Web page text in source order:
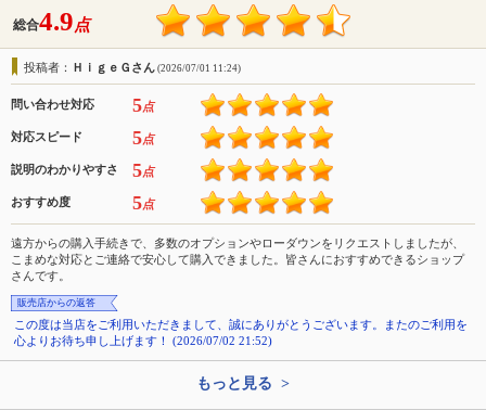
総合4.9点
投稿者： ＨｉｇｅＧさん (2026/07/01 11:24)
問い合わせ対応 5点
対応スピード 5点
説明のわかりやすさ 5点
おすすめ度 5点
遠方からの購入手続きで、多数のオプションやローダウンをリクエストしましたが、
こまめな対応とご連絡で安心して購入できました。皆さんにおすすめできるショップ
さんです。
販売店からの返答
この度は当店をご利用いただきまして、誠にありがとうございます。またのご利用を
心よりお待ち申し上げます！ (2026/07/02 21:52)
もっと見る >